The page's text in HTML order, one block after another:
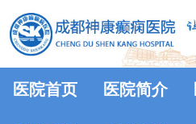
医院首页 医院简介